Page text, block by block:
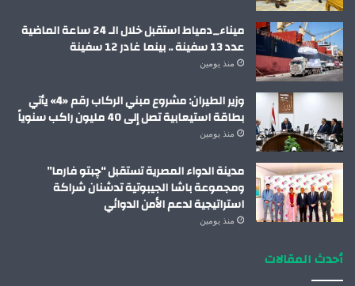
ميناء_دمياط استقبل خلال الـ 24 ساعة الماضية
عدد 13 سفينة .. بينما غادر 12 سفينة
منذ يومين
وزير الطيران: مشروع مبني الركاب رقم «4» يأتي
بطاقة استيعابية تصل إلى 40 مليون راكب سنوياً
منذ يومين
مدينة الدواء المصرية تستقبل “چبتو فارما”
ومجموعة باشا الجيبوتية تدشنان شراكة
استراتيجية لدعم الأمن الدوائي
منذ يومين
أحدث المقالات